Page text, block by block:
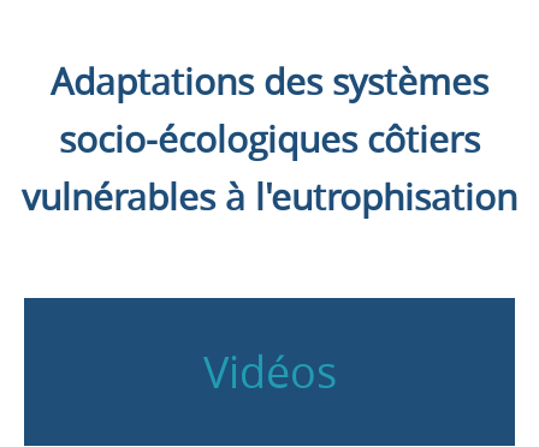
contentAdaptations des systèmes
socio-écologiques côtiers
vulnérables à l'eutrophisation
Vidéos